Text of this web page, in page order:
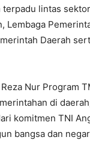
lintas
Lembaga
Daerah
Nur Program
di
komitmen TNI
bangsa dan